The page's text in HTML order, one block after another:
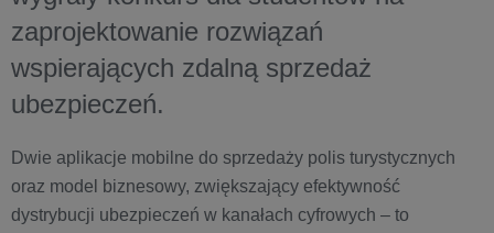
zaprojektowanie rozwiązań
wspierających zdalną sprzedaż
ubezpieczeń.
Dwie aplikacje mobilne do sprzedaży polis turystycznych
oraz model biznesowy, zwiększający efektywność
dystrybucji ubezpieczeń w kanałach cyfrowych – to